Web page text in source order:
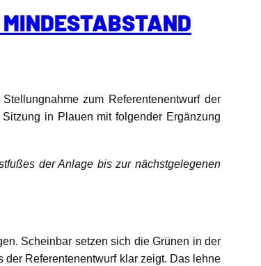
zum Referentenentwurf der
in Plauen mit folgender Ergänzung
der Anlage bis zur nächstgelegenen
Scheinbar setzen sich die Grünen in der
Referentenentwurf klar zeigt. Das lehne